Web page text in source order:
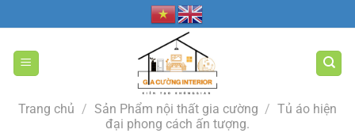
qua
nội
dung
Trang chủ / Sản Phẩm nội thất gia cường / Tủ áo hiện
đại phong cách ấn tượng.